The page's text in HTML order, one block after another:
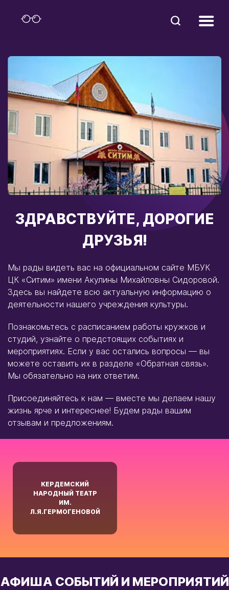
ЗДРАВСТВУЙТЕ, ДОРОГИЕ
ДРУЗЬЯ!
Мы рады видеть вас на официальном сайте МБУК
ЦК «Ситим» имени Акулины Михайловны Сидоровой.
Здесь вы найдете всю актуальную информацию о
деятельности нашего учреждения культуры.
Познакомьтесь с расписанием работы кружков и
студий, узнайте о предстоящих событиях и
мероприятиях. Если у вас остались вопросы — вы
можете оставить их в разделе «Обратная связь».
Мы обязательно на них ответим.
Присоединяйтесь к нам — вместе мы делаем нашу
жизнь ярче и интереснее! Будем рады вашим
отзывам и предложениям.
КЕРДЕМСКИЙ
НАРОДНЫЙ ТЕАТР
ИМ.
Л.Я.ГЕРМОГЕНОВОЙ
АФИША СОБЫТИЙ И МЕРОПРИЯТИЙ